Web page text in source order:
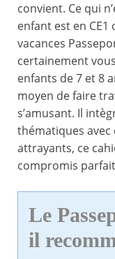
convient. Ce qui
enfant est en CE1
vacances
certainement
enfants de 7 et 8
moyen de faire
s’amusant. Il
thématiques avec
attrayants, ce
compromis
Le
il